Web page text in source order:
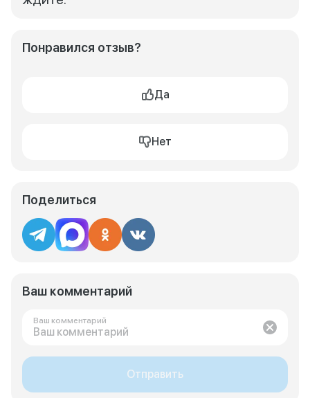
Понравился отзыв?
Да
Нет
Поделиться
Ваш комментарий
Ваш комментарий
Отправить